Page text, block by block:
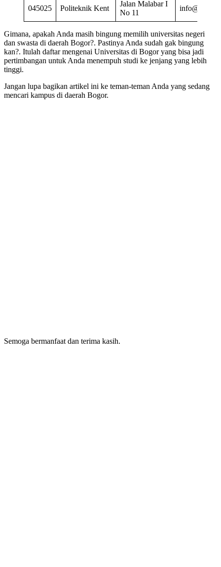
045025 Politeknik Kent
Jalan Malabar I
No 11
Gimana, apakah Anda masih bingung memilih universitas negeri
dan swasta di daerah Bogor?. Pastinya Anda sudah gak bingung
kan?. Itulah daftar mengenai Universitas di Bogor yang bisa jadi
pertimbangan untuk Anda menempuh studi ke jenjang yang lebih
tinggi.
Jangan lupa bagikan artikel ini ke teman-teman Anda yang sedang
mencari kampus di daerah Bogor.
Semoga bermanfaat dan terima kasih.